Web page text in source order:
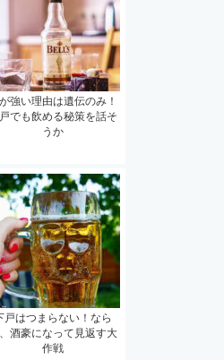
強い理由は遺伝のみ！
でも飲める秘策を話そ
うか
戸はつまらない！なら
酒豪になって見返す大
作戦